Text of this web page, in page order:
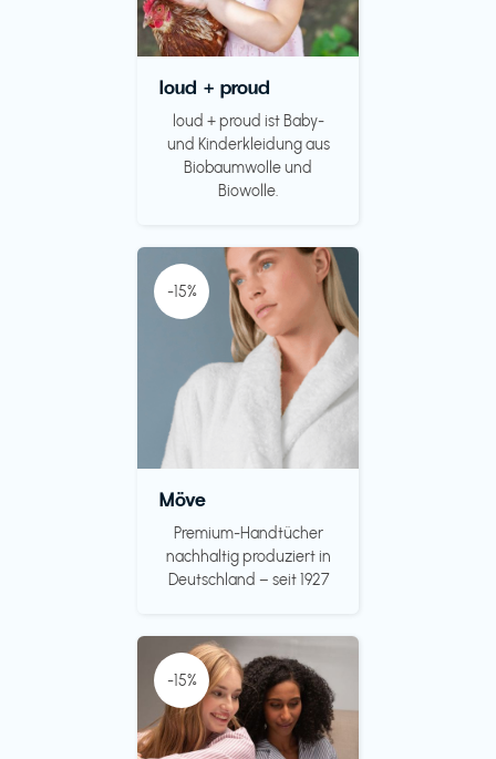
loud + proud
loud + proud ist Baby-
und Kinderkleidung aus
Biobaumwolle und
Biowolle.
-15%
Möve
Premium-Handtücher
nachhaltig produziert in
Deutschland – seit 1927
-15%